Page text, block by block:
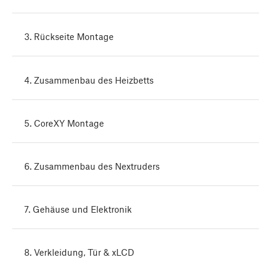
3. Rückseite Montage
4. Zusammenbau des Heizbetts
5. CoreXY Montage
6. Zusammenbau des Nextruders
7. Gehäuse und Elektronik
8. Verkleidung, Tür & xLCD